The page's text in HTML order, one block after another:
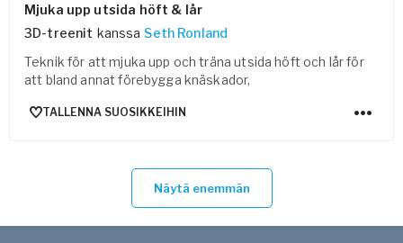
Mjuka upp utsida höft & lår
3D-treenit kanssa Seth Ronland
Teknik för att mjuka upp och träna utsida höft och lår för
att bland annat förebygga knäskador,
TALLENNA SUOSIKKEIHIN
Näytä enemmän